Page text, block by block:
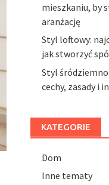
mieszkaniu, by
aranżację
Styl loftowy:
jak stworzyć
Styl
cechy, zasady i
KATEGORIE
Dom
Inne tematy